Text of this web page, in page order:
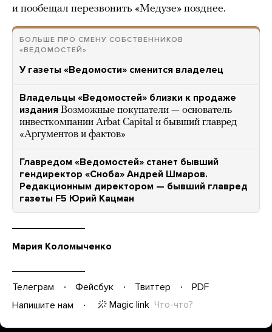
и пообещал перезвонить «Медузе» позднее.
БОЛЬШЕ ПРО СМЕНУ СОБСТВЕННИКОВ
«ВЕДОМОСТЕЙ»
У газеты «Ведомости» сменится владелец
Владельцы «Ведомостей» близки к продаже
издания Возможные покупатели — основатель
инвесткомпании Arbat Capital и бывший главред
«Аргументов и фактов»
Главредом «Ведомостей» станет бывший
гендиректор «Сноба» Андрей Шмаров.
Редакционным директором — бывший главред
газеты F5 Юрий Кацман
Мария Коломыченко
Телеграм Фейсбук Твиттер
PDF
Напишите нам
Magic link Что-что?